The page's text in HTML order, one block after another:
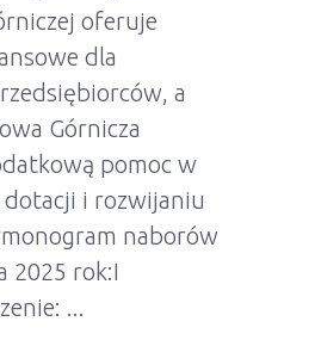
oferuje
dla
a
Górnicza
pomoc w
i rozwijaniu
naborów
2025 rok:I